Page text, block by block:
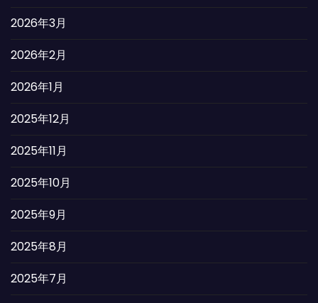
2026年3月
2026年2月
2026年1月
2025年12月
2025年11月
2025年10月
2025年9月
2025年8月
2025年7月